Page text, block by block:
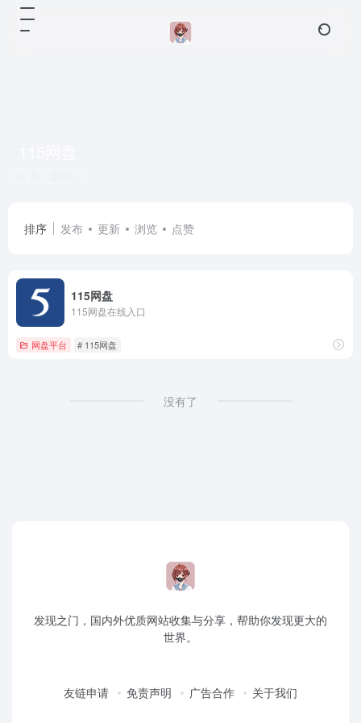
排序 发布 更新 浏览 点赞
115网盘
115网盘在线入口
网盘平台 # 115网盘
没有了
发现之门，国内外优质网站收集与分享，帮助你发现更大的
世界。
友链申请 免责声明 广告合作 关于我们